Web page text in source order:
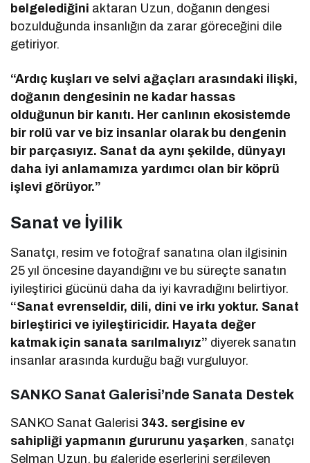
belgelediğini aktaran Uzun, doğanın dengesi
bozulduğunda insanlığın da zarar göreceğini dile
getiriyor.
“Ardıç kuşları ve selvi ağaçları arasındaki ilişki,
doğanın dengesinin ne kadar hassas
olduğunun bir kanıtı. Her canlının ekosistemde
bir rolü var ve biz insanlar olarak bu dengenin
bir parçasıyız. Sanat da aynı şekilde, dünyayı
daha iyi anlamamıza yardımcı olan bir köprü
işlevi görüyor.”
Sanat ve İyilik
Sanatçı, resim ve fotoğraf sanatına olan ilgisinin
25 yıl öncesine dayandığını ve bu süreçte sanatın
iyileştirici gücünü daha da iyi kavradığını belirtiyor.
“Sanat evrenseldir, dili, dini ve irkı yoktur. Sanat
birleştirici ve iyileştiricidir. Hayata değer
katmak için sanata sarılmalıyız” diyerek sanatın
insanlar arasında kurduğu bağı vurguluyor.
SANKO Sanat Galerisi’nde Sanata Destek
SANKO Sanat Galerisi 343. sergisine ev
sahipliği yapmanın gururunu yaşarken, sanatçı
Selman Uzun, bu galeride eserlerini sergileyen